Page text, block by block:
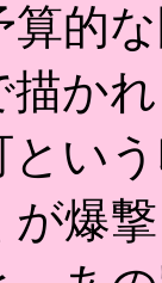
算的
描か
とい
爆